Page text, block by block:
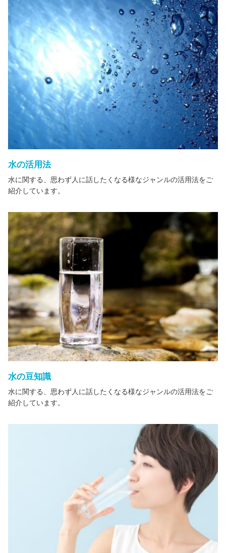
水の活用法
水に関する、思わず人に話したくなる様なジャンルの活用法をご
紹介しています。
水の豆知識
水に関する、思わず人に話したくなる様なジャンルの活用法をご
紹介しています。